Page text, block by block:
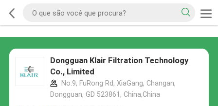
Dongguan Klair Filtration Technology
Co., Limited
No.9, FuRong Rd, XiaGang, Changan,
Dongguan, GD 523861, China,China